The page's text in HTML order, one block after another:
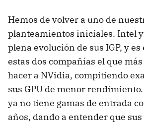
Hemos de volver a uno de
planteamientos iniciales. Intel y
plena evolución de sus IGP, y es
estas dos compañías el que
hacer a NVidia, compitiendo
sus GPU de menor rendimiento.
ya no tiene gamas de entrada
años, dando a entender que sus